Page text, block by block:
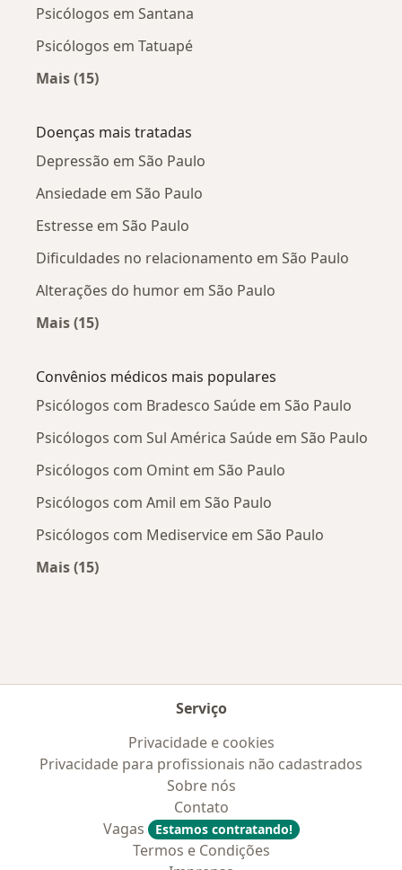
Psicólogos em Santana
Psicólogos em Tatuapé
Mais (15)
Doenças mais tratadas
Depressão em São Paulo
Ansiedade em São Paulo
Estresse em São Paulo
Dificuldades no relacionamento em São Paulo
Alterações do humor em São Paulo
Mais (15)
Convênios médicos mais populares
Psicólogos com Bradesco Saúde em São Paulo
Psicólogos com Sul América Saúde em São Paulo
Psicólogos com Omint em São Paulo
Psicólogos com Amil em São Paulo
Psicólogos com Mediservice em São Paulo
Mais (15)
Serviço
Privacidade e cookies
Privacidade para profissionais não cadastrados
Sobre nós
Contato
Vagas
Estamos contratando!
Termos e Condições